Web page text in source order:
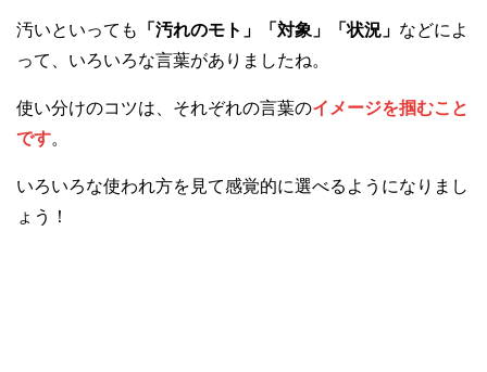
汚いといっても 「汚れのモト」「対象」「状況」 などによ
って、いろいろな言葉がありましたね。
使い分けのコツは、それぞれの言葉のイメージを掴むこと
です。
いろいろな使われ方を見て感覚的に選べるようになりまし
ょう！